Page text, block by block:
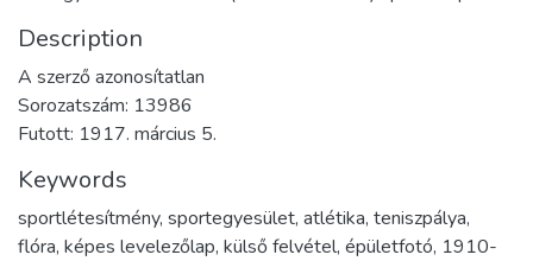
Description
A szerző azonosítatlan
Sorozatszám: 13986
Futott: 1917. március 5.
Keywords
sportlétesítmény, sportegyesület, atlétika, teniszpálya,
flóra, képes levelezőlap, külső felvétel, épületfotó, 1910-